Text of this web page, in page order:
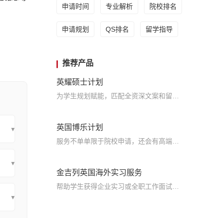
▾
▾
▾
申请时间 专业解析 院校排名
申请规划 QS排名 留学指导
推荐产品
英耀硕士计划
英国博乐计划
金吉列英国海外实习服务